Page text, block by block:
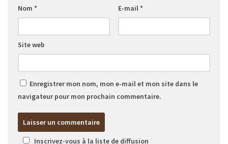
Nom * E-mail*
Site web
Enregistrer mon nom, mon e-mail et mon site dans le
navigateur pour mon prochain commentaire.
Inscrivez-vous à la liste de diffusion